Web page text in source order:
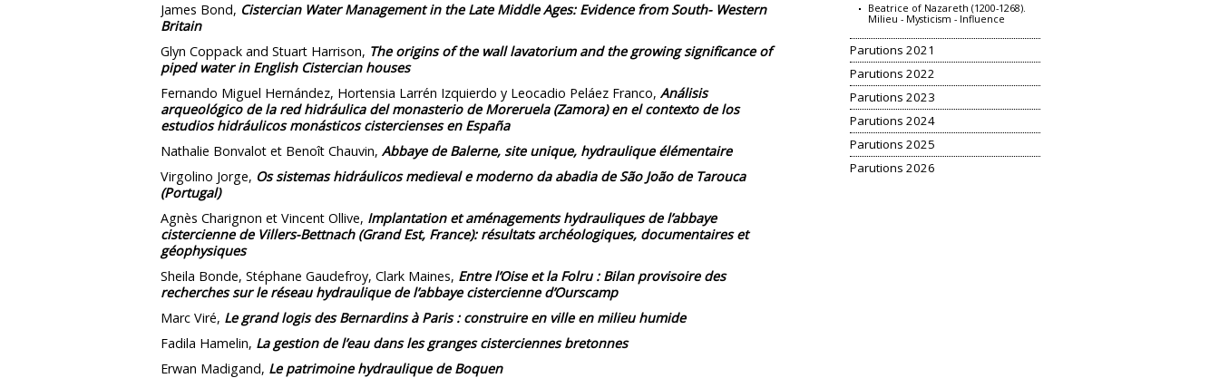
Beatrice of Nazareth (1200-1268).
Milieu - Mysticism - Influence
Parutions 2021
Parutions 2022
Parutions 2023
Parutions 2024
Parutions 2025
Parutions 2026
James Bond, Cistercian Water Management in the Late Middle Ages: Evidence from South- Western
Britain
Glyn Coppack and Stuart Harrison, The origins of the wall lavatorium and the growing significance of
piped water in English Cistercian houses
Fernando Miguel Hernández, Hortensia Larrén Izquierdo y Leocadio Peláez Franco, Análisis
arqueológico de la red hidráulica del monasterio de Moreruela (Zamora) en el contexto de los
estudios hidráulicos monásticos cistercienses en España
Nathalie Bonvalot et Benoît Chauvin, Abbaye de Balerne, site unique, hydraulique élémentaire
Virgolino Jorge, Os sistemas hidráulicos medieval e moderno da abadia de São João de Tarouca
(Portugal)
Agnès Charignon et Vincent Ollive, Implantation et aménagements hydrauliques de l’abbaye
cistercienne de Villers-Bettnach (Grand Est, France): résultats archéologiques, documentaires et
géophysiques
Sheila Bonde, Stéphane Gaudefroy, Clark Maines, Entre l’Oise et la Folru : Bilan provisoire des
recherches sur le réseau hydraulique de l’abbaye cistercienne d’Ourscamp
Marc Viré, Le grand logis des Bernardins à Paris : construire en ville en milieu humide
Fadila Hamelin, La gestion de l’eau dans les granges cisterciennes bretonnes
Erwan Madigand, Le patrimoine hydraulique de Boquen